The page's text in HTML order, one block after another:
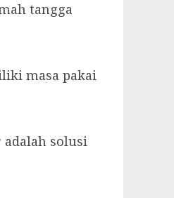
tangga
masa pakai
adalah solusi